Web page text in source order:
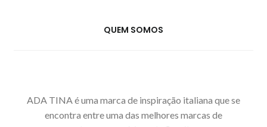
QUEM SOMOS
ADA TINA é uma marca de inspiração italiana que se
encontra entre uma das melhores marcas de